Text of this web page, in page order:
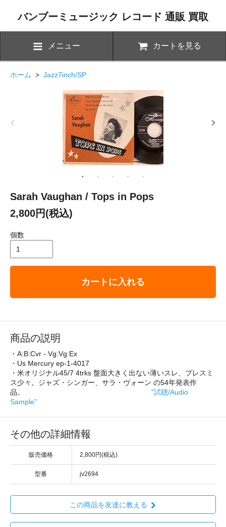
バンブーミュージック レコード 通販 買取
メニュー カートを見る
ホーム > Jazz7inch/SP
Sarah Vaughan / Tops in Pops
2,800円(税込)
個数
カートに入れる
商品の説明
・A:B:Cvr - Vg:Vg:Ex
・Us Mercury ep-1-4017
・米オリジナル45/7 4trks 盤面大きく出ない薄いスレ、プレスミ
ス少々。ジャズ・シンガー、サラ・ヴォーン の54年発表作
品。 "試聴/Audio
Sample"
その他の詳細情報
販売価格 2,800円(税込)
型番 jv2694
この商品を友達に教える